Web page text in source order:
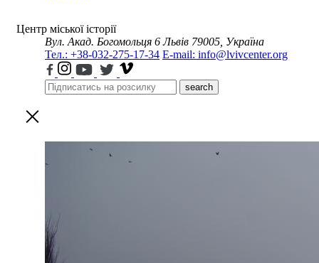
Центр міської історії
Вул. Акад. Богомольця 6 Львів 79005, Україна
Тел.: +38-032-275-17-34 E-mail: info@lvivcenter.org
search